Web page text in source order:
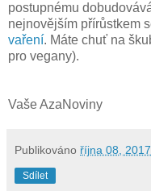
postupnému
nejnovějším přírůstkem
vaření. Máte chuť na
pro vegany).
Vaše AzaNoviny
Publikováno října 08, 2017
Sdílet